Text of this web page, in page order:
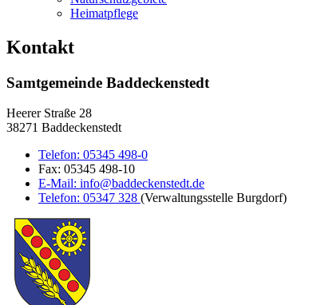
Heimatpflege
Kontakt
Samtgemeinde Baddeckenstedt
Heerer Straße 28
38271 Baddeckenstedt
Telefon: 05345 498-0
Fax: 05345 498-10
E-Mail: info@baddeckenstedt.de
Telefon: 05347 328 (Verwaltungsstelle Burgdorf)